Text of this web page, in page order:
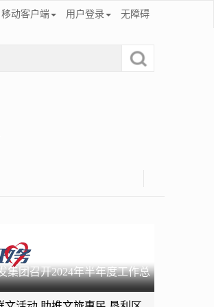
移动客户端 用户登录 无障碍